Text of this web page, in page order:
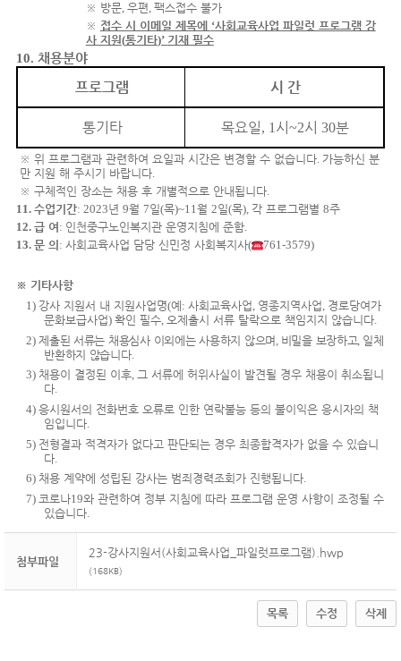
※ 방문, 우편, 팩스접수 불가
※ 접수 시 이메일 제목에 ‘사회교육사업 파일럿 프로그램 강
사 지원(통기타)’ 기재 필수
10. 채용분야
프로그램 시 간
통기타 목요일, 1 시 ~2시 30분
※위 프로그램과 관련하여 요일과 시간은 변경할 수 없습니다. 가능하신 분
만 지원 해 주시기 바랍니다.
※구체적인 장소는 채용 후 개별적으로 안내됩니다.
11. 수업기간: 2023년 9월 7일(목)~11월 2일(목), 각 프로그램별 8주
12. 급 여 : 인천중구노인복지관 운영지침에 준함.
13. 문 의 : 사회교육사업 담당 신민정 사회복지사( 761-3579)
※ 기타사항
1) 강사 지원서 내 지원사업명(예 :사회교육사업 영종지역사업 경로당여가
문화보급사업)확인 필수 오제출시 서류 탈락으로 책임지지 않습니다
2)제출된 서류는 채용심사 이외에는 사용하지 않으며 비밀을 보장하고 일체
반환하지 않습니다.
3) 채용이 결정된 이후,그 서류에 허위사실이 발견될 경우 채용이 취소됩니
다.
4)응시원서의 전화번호 오류로 인한 연락불능 등의 불이익은 응시자의 책
임입니다
5) 전형결과 적격자가 없다고 판단되는 경우 최종합격자가 없을 수 있습니
다
6) 채용 계약에 성립된 강사는 범죄경력조회가 진행됩니다.
7) 코로나19와 관련하여 정부 지침에 따라 프로그램 운영 사항이 조정될 수
있습니다
첨부파일
23-강사지원서(사회교육사업_파일럿프로그램).hwp
(168KB)
목록 수정 삭제